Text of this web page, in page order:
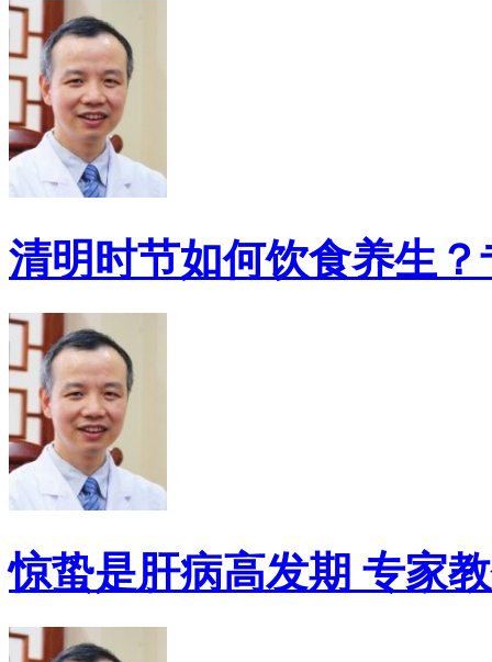
清明时节如何饮食养生
惊蛰是肝病高发期 专家